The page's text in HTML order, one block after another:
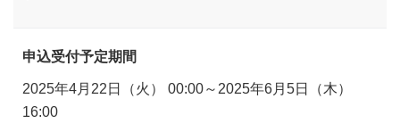
申込受付予定期間
2025年4月22日（火） 00:00～2025年6月5日（木）
16:00